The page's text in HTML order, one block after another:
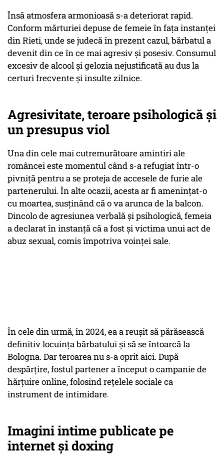
Însă atmosfera armonioasă s-a deteriorat rapid.
Conform mărturiei depuse de femeie în fața instanței
din Rieti, unde se judecă în prezent cazul, bărbatul a
devenit din ce în ce mai agresiv și posesiv. Consumul
excesiv de alcool și gelozia nejustificată au dus la
certuri frecvente și insulte zilnice.
Agresivitate, teroare psihologică și
un presupus viol
Una din cele mai cutremurătoare amintiri ale
româncei este momentul când s-a refugiat într-o
pivniță pentru a se proteja de accesele de furie ale
partenerului. În alte ocazii, acesta ar fi amenințat-o
cu moartea, susținând că o va arunca de la balcon.
Dincolo de agresiunea verbală și psihologică, femeia
a declarat în instanță că a fost și victima unui act de
abuz sexual, comis împotriva voinței sale.
În cele din urmă, în 2024, ea a reușit să părăsească
definitiv locuința bărbatului și să se întoarcă la
Bologna. Dar teroarea nu s-a oprit aici. După
despărțire, fostul partener a început o campanie de
hărțuire online, folosind rețelele sociale ca
instrument de intimidare.
Imagini intime publicate pe
internet și doxing